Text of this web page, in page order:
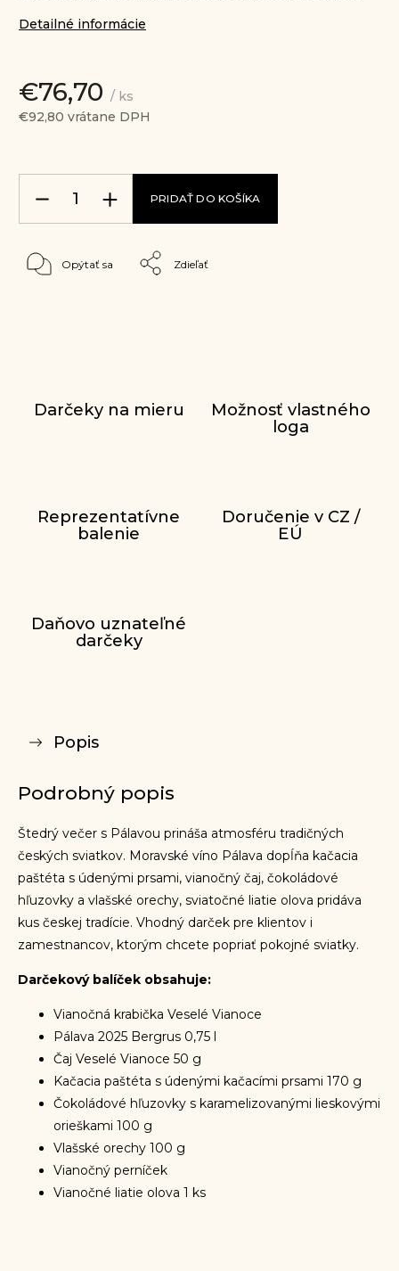
Detailné informácie
€76,70 / ks
€92,80 vrátane DPH
PRIDAŤ DO KOŠÍKA
Opýtať sa Zdieľať
Darčeky na mieru
Možnosť vlastného
loga
Reprezentatívne
balenie
Doručenie v CZ /
EÚ
Daňovo uznateľné
darčeky
Popis
Podrobný popis
Štedrý večer s Pálavou prináša atmosféru tradičných
českých sviatkov. Moravské víno Pálava dopĺňa kačacia
paštéta s údenými prsami, vianočný čaj, čokoládové
hľuzovky a vlašské orechy, sviatočné liatie olova pridáva
kus českej tradície. Vhodný darček pre klientov i
zamestnancov, ktorým chcete popriať pokojné sviatky.
Darčekový balíček obsahuje:
Vianočná krabička Veselé Vianoce
Pálava 2025 Bergrus 0,75 l
Čaj Veselé Vianoce 50 g
Kačacia paštéta s údenými kačacími prsami 170 g
Čokoládové hľuzovky s karamelizovanými lieskovými
orieškami 100 g
Vlašské orechy 100 g
Vianočný perníček
Vianočné liatie olova 1 ks